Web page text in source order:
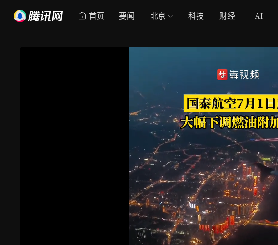
首页 要闻 北京 科技 财经 AI